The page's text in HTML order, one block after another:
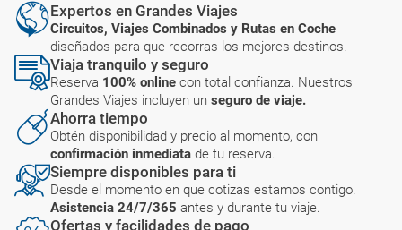
Expertos en Grandes Viajes
Circuitos, Viajes Combinados y Rutas en Coche
diseñados para que recorras los mejores destinos.
Viaja tranquilo y seguro
Reserva 100% online con total confianza. Nuestros
Grandes Viajes incluyen un seguro de viaje.
Ahorra tiempo
Obtén disponibilidad y precio al momento, con
confirmación inmediata de tu reserva.
Siempre disponibles para ti
Desde el momento en que cotizas estamos contigo.
Asistencia 24/7/365 antes y durante tu viaje.
Ofertas y facilidades de pago